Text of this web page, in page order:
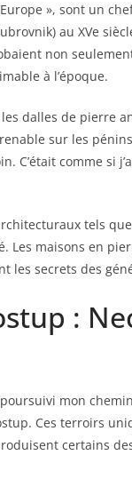
», sont un
au XVe
non
à l’époque.
dalles de pierre
sur les
C’était comme si
tels
Les maisons en
les secrets des
:
mon
Ces terroirs
certains